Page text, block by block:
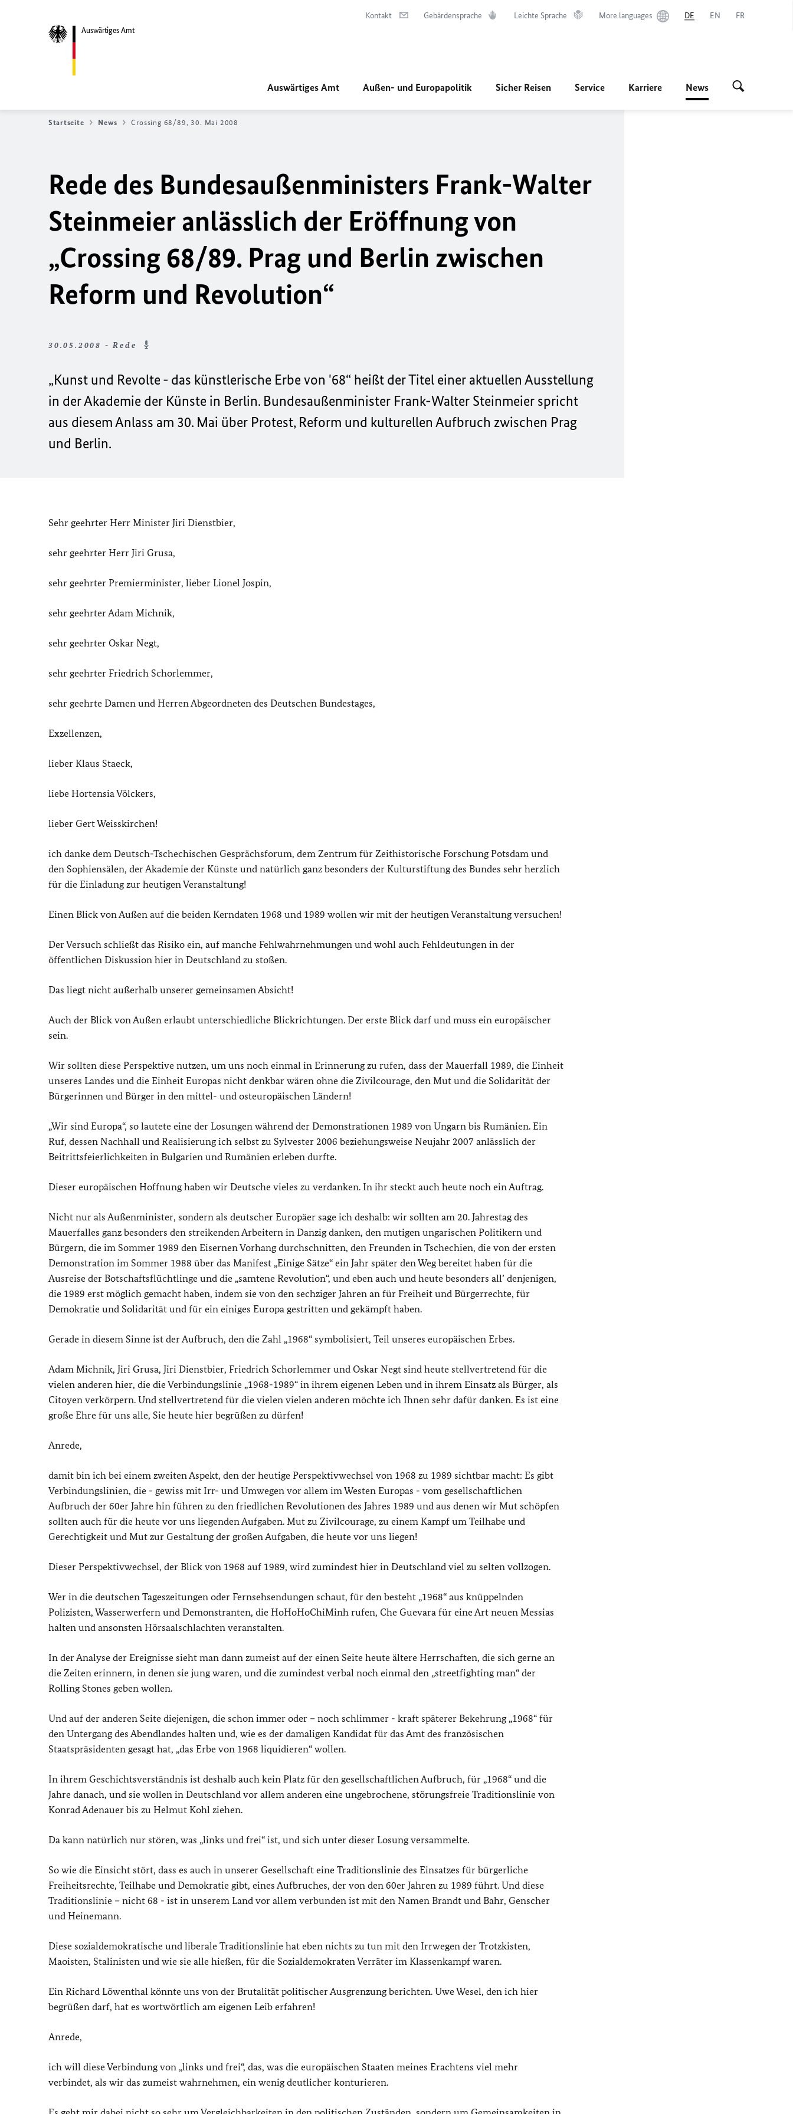
Auswärtiges Amt
Kontakt Gebärdensprache Leichte Sprache More languages DE EN FR
Auswärtiges Amt Außen- und Europapolitik Sicher Reisen Service Karriere News
Startseite News Crossing 68/89, 30. Mai 2008
Rede des Bundesaußenministers Frank-Walter
Steinmeier anlässlich der Eröffnung von
„Crossing 68/89. Prag und Berlin zwischen
Reform und Revolution“
30.05.2008 - Rede
„Kunst und Revolte - das künstlerische Erbe von '68“ heißt der Titel einer aktuellen Ausstellung
in der Akademie der Künste in Berlin. Bundesaußenminister Frank-Walter Steinmeier spricht
aus diesem Anlass am 30. Mai über Protest, Reform und kulturellen Aufbruch zwischen Prag
und Berlin.
Sehr geehrter Herr Minister Jiri Dienstbier,
sehr geehrter Herr Jiri Grusa,
sehr geehrter Premierminister, lieber Lionel Jospin,
sehr geehrter Adam Michnik,
sehr geehrter Oskar Negt,
sehr geehrter Friedrich Schorlemmer,
sehr geehrte Damen und Herren Abgeordneten des Deutschen Bundestages,
Exzellenzen,
lieber Klaus Staeck,
liebe Hortensia Völckers,
lieber Gert Weisskirchen!
ich danke dem Deutsch-Tschechischen Gesprächsforum, dem Zentrum für Zeithistorische Forschung Potsdam und
den Sophiensälen, der Akademie der Künste und natürlich ganz besonders der Kulturstiftung des Bundes sehr herzlich
für die Einladung zur heutigen Veranstaltung!
Einen Blick von Außen auf die beiden Kerndaten 1968 und 1989 wollen wir mit der heutigen Veranstaltung versuchen!
Der Versuch schließt das Risiko ein, auf manche Fehlwahrnehmungen und wohl auch Fehldeutungen in der
öffentlichen Diskussion hier in Deutschland zu stoßen.
Das liegt nicht außerhalb unserer gemeinsamen Absicht!
Auch der Blick von Außen erlaubt unterschiedliche Blickrichtungen. Der erste Blick darf und muss ein europäischer
sein.
Wir sollten diese Perspektive nutzen, um uns noch einmal in Erinnerung zu rufen, dass der Mauerfall 1989, die Einheit
unseres Landes und die Einheit Europas nicht denkbar wären ohne die Zivilcourage, den Mut und die Solidarität der
Bürgerinnen und Bürger in den mittel- und osteuropäischen Ländern!
„Wir sind Europa“, so lautete eine der Losungen während der Demonstrationen 1989 von Ungarn bis Rumänien. Ein
Ruf, dessen Nachhall und Realisierung ich selbst zu Sylvester 2006 beziehungsweise Neujahr 2007 anlässlich der
Beitrittsfeierlichkeiten in Bulgarien und Rumänien erleben durfte.
Dieser europäischen Hoffnung haben wir Deutsche vieles zu verdanken. In ihr steckt auch heute noch ein Auftrag.
Nicht nur als Außenminister, sondern als deutscher Europäer sage ich deshalb: wir sollten am 20. Jahrestag des
Mauerfalles ganz besonders den streikenden Arbeitern in Danzig danken, den mutigen ungarischen Politikern und
Bürgern, die im Sommer 1989 den Eisernen Vorhang durchschnitten, den Freunden in Tschechien, die von der ersten
Demonstration im Sommer 1988 über das Manifest „Einige Sätze“ ein Jahr später den Weg bereitet haben für die
Ausreise der Botschaftsflüchtlinge und die „samtene Revolution“, und eben auch und heute besonders all’ denjenigen,
die 1989 erst möglich gemacht haben, indem sie von den sechziger Jahren an für Freiheit und Bürgerrechte, für
Demokratie und Solidarität und für ein einiges Europa gestritten und gekämpft haben.
Gerade in diesem Sinne ist der Aufbruch, den die Zahl „1968“ symbolisiert, Teil unseres europäischen Erbes.
Adam Michnik, Jiri Grusa, Jiri Dienstbier, Friedrich Schorlemmer und Oskar Negt sind heute stellvertretend für die
vielen anderen hier, die die Verbindungslinie „1968-1989“ in ihrem eigenen Leben und in ihrem Einsatz als Bürger, als
Citoyen verkörpern. Und stellvertretend für die vielen vielen anderen möchte ich Ihnen sehr dafür danken. Es ist eine
große Ehre für uns alle, Sie heute hier begrüßen zu dürfen!
Anrede,
damit bin ich bei einem zweiten Aspekt, den der heutige Perspektivwechsel von 1968 zu 1989 sichtbar macht: Es gibt
Verbindungslinien, die - gewiss mit Irr- und Umwegen vor allem im Westen Europas - vom gesellschaftlichen
Aufbruch der 60er Jahre hin führen zu den friedlichen Revolutionen des Jahres 1989 und aus denen wir Mut schöpfen
sollten auch für die heute vor uns liegenden Aufgaben. Mut zu Zivilcourage, zu einem Kampf um Teilhabe und
Gerechtigkeit und Mut zur Gestaltung der großen Aufgaben, die heute vor uns liegen!
Dieser Perspektivwechsel, der Blick von 1968 auf 1989, wird zumindest hier in Deutschland viel zu selten vollzogen.
Wer in die deutschen Tageszeitungen oder Fernsehsendungen schaut, für den besteht „1968“ aus knüppelnden
Polizisten, Wasserwerfern und Demonstranten, die HoHoHoChiMinh rufen, Che Guevara für eine Art neuen Messias
halten und ansonsten Hörsaalschlachten veranstalten.
In der Analyse der Ereignisse sieht man dann zumeist auf der einen Seite heute ältere Herrschaften, die sich gerne an
die Zeiten erinnern, in denen sie jung waren, und die zumindest verbal noch einmal den „streetfighting man“ der
Rolling Stones geben wollen.
Und auf der anderen Seite diejenigen, die schon immer oder – noch schlimmer - kraft späterer Bekehrung „1968“ für
den Untergang des Abendlandes halten und, wie es der damaligen Kandidat für das Amt des französischen
Staatspräsidenten gesagt hat, „das Erbe von 1968 liquidieren“ wollen.
In ihrem Geschichtsverständnis ist deshalb auch kein Platz für den gesellschaftlichen Aufbruch, für „1968“ und die
Jahre danach, und sie wollen in Deutschland vor allem anderen eine ungebrochene, störungsfreie Traditionslinie von
Konrad Adenauer bis zu Helmut Kohl ziehen.
Da kann natürlich nur stören, was „links und frei“ ist, und sich unter dieser Losung versammelte.
So wie die Einsicht stört, dass es auch in unserer Gesellschaft eine Traditionslinie des Einsatzes für bürgerliche
Freiheitsrechte, Teilhabe und Demokratie gibt, eines Aufbruches, der von den 60er Jahren zu 1989 führt. Und diese
Traditionslinie – nicht 68 - ist in unserem Land vor allem verbunden ist mit den Namen Brandt und Bahr, Genscher
und Heinemann.
Diese sozialdemokratische und liberale Traditionslinie hat eben nichts zu tun mit den Irrwegen der Trotzkisten,
Maoisten, Stalinisten und wie sie alle hießen, für die Sozialdemokraten Verräter im Klassenkampf waren.
Ein Richard Löwenthal könnte uns von der Brutalität politischer Ausgrenzung berichten. Uwe Wesel, den ich hier
begrüßen darf, hat es wortwörtlich am eigenen Leib erfahren!
Anrede,
ich will diese Verbindung von „links und frei“, das, was die europäischen Staaten meines Erachtens viel mehr
verbindet, als wir das zumeist wahrnehmen, ein wenig deutlicher konturieren.